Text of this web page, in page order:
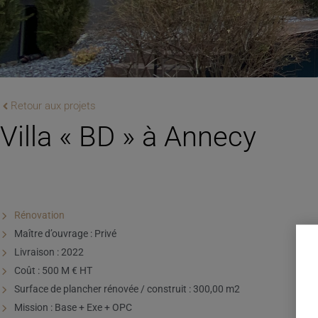
Retour aux projets
Villa « BD » à Annecy
Rénovation
Maître d’ouvrage : Privé
Livraison : 2022
Coût : 500 M € HT
Surface de plancher rénovée / construit : 300,00 m2
Mission : Base + Exe + OPC